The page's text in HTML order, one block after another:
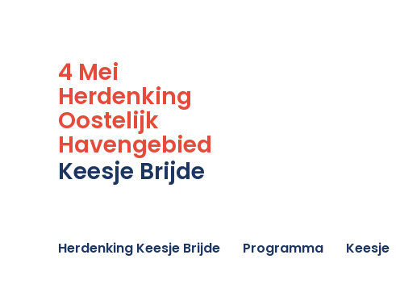
4 Mei
Herdenking
Oostelijk
Havengebied
Keesje Brijde
Herdenking Keesje Brijde Programma Keesje